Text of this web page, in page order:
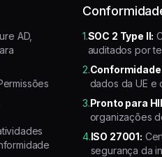
AD,
1.SOC 2 Type II:
auditados por
2.Conformidade
dados da UE e
3.Pronto para
organizações
4.ISO 27001:
segurança da